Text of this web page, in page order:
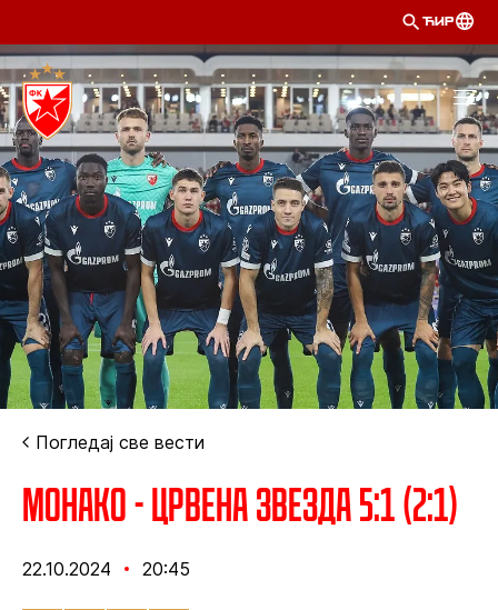
ЋИР
Погледај све вести
Монако - Црвена звезда 5:1 (2:1)
22.10.2024 20:45